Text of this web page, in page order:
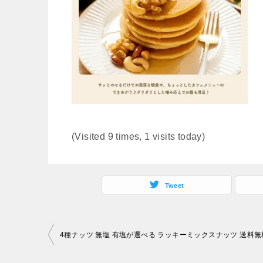
(Visited 9 times, 1 visits today)
Tweet
投4種ナッツ 無塩 有塩が選べる ラッキーミックスナッツ 送料無